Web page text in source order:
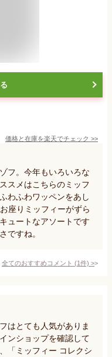
価格と在庫を楽天でチェック >>
フ。今年もいろいろな
スメはこちらのミッフ
わふわワッペンをあし
座りミッフィーがずら
ュートなアソートです
ですね。
全てのおすすめコメント (1件) >
はとても人気がありま
ンショップを確認して
「ミッフィー コレクシ